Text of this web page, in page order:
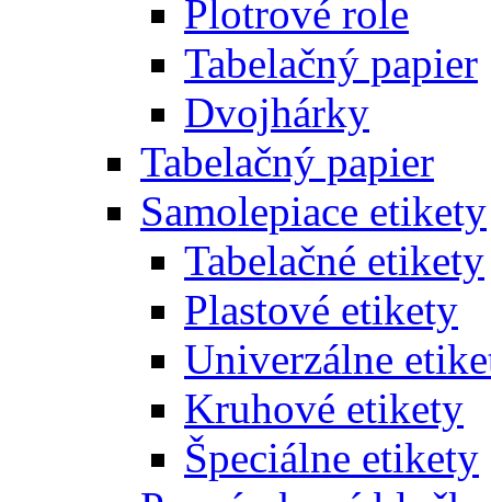
Plotrové role
Tabelačný papier
Dvojhárky
Tabelačný papier
Samolepiace etikety
Tabelačné etikety
Plastové etikety
Univerzálne
Kruhové etikety
Špeciálne etikety